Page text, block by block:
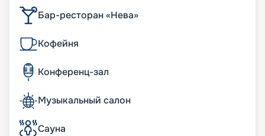
Бар-ресторан «Нева»
Кофейня
Конференц-зал
Музыкальный салон
Сауна